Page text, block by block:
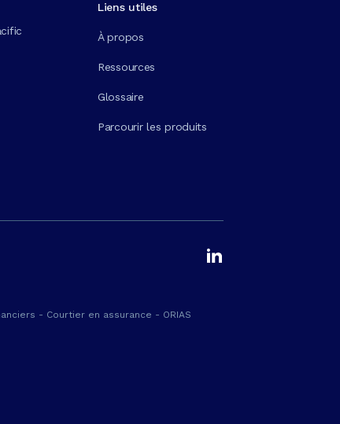
Liens utiles
À propos
Ressources
Glossaire
Parcourir les produits
- Courtier en assurance - ORIAS